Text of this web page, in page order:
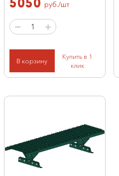
руб./шт
В корзину
Купить в 1
клик